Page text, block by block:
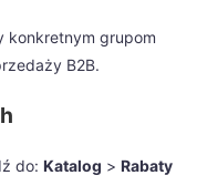
konkretnym grupom
B2B.
do: Katalog > Rabaty